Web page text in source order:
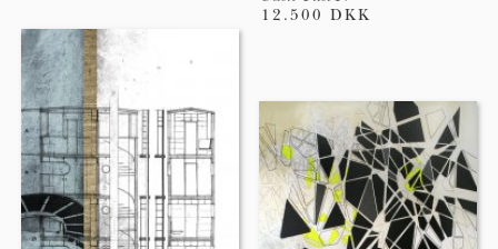
12.500 DKK